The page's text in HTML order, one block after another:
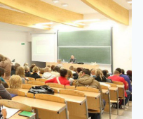
20.09